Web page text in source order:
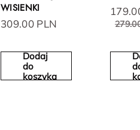
WISIENKI
309.00 PLN
Dodaj
do
koszyka